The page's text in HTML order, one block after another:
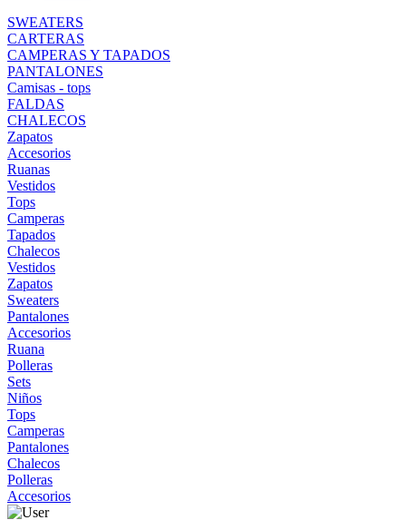
SWEATERS
CARTERAS
CAMPERAS Y TAPADOS
PANTALONES
Camisas - tops
FALDAS
CHALECOS
Zapatos
Accesorios
Ruanas
Vestidos
Tops
Camperas
Tapados
Chalecos
Vestidos
Zapatos
Sweaters
Pantalones
Accesorios
Ruana
Polleras
Sets
Niños
Tops
Camperas
Pantalones
Chalecos
Polleras
Accesorios